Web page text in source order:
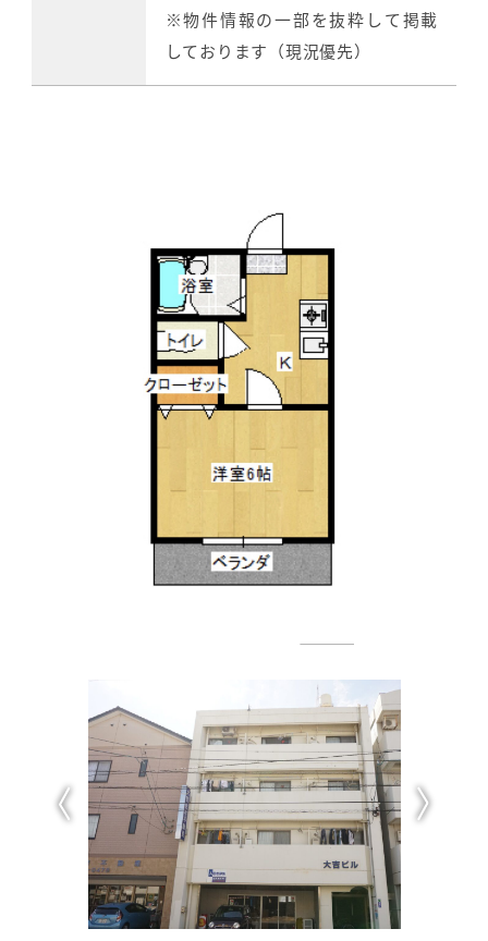
※物件情報の一部を抜粋して掲載
しております（現況優先）